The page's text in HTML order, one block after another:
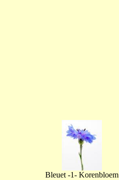
Bleuet -1- Korenbloem